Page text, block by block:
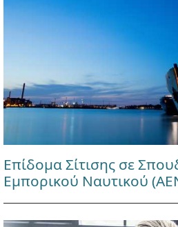
Επίδομα Σίτισης σε
Εμπορικού Ναυτικού